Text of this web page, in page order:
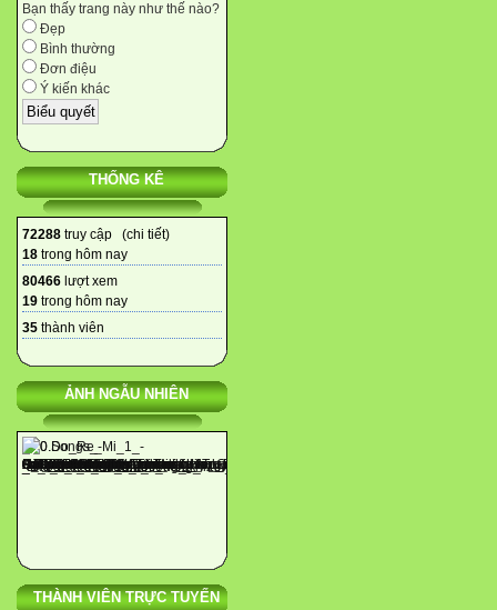
Bạn thấy trang này như thế nào?
Đẹp
Bình thường
Đơn điệu
Ý kiến khác
THỐNG KÊ
72288 truy cập (chi tiết)
18 trong hôm nay
80466 lượt xem
19 trong hôm nay
35 thành viên
ẢNH NGẪU NHIÊN
THÀNH VIÊN TRỰC TUYẾN